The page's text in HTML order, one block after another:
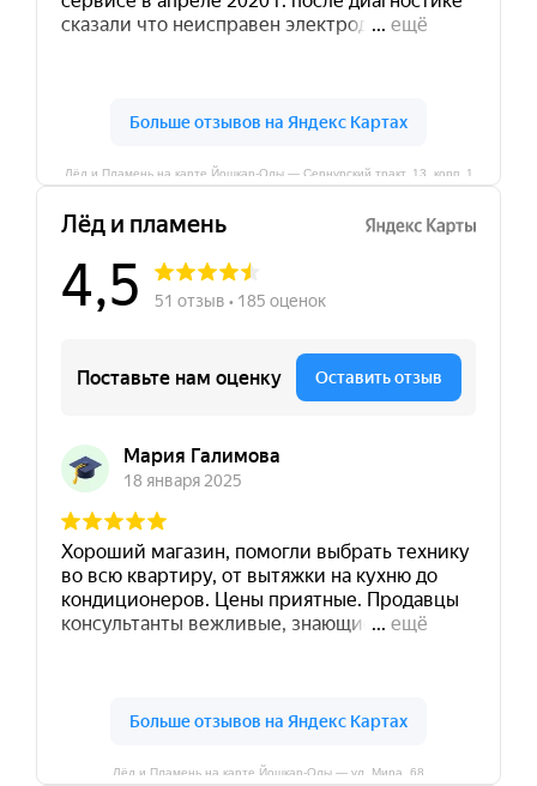
Лёд и Пламень на карте Йошкар‑Олы — Сернурский тракт, 13, корп. 1
Лёд и Пламень на карте Йошкар‑Олы — ул. Мира, 68